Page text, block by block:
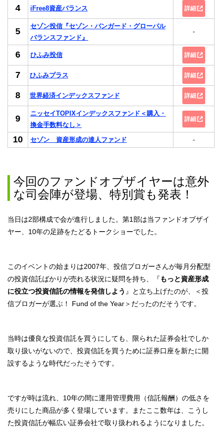
4 iFree8資産バランス 詳細
5
セゾン投信『セゾン・バンガード・グローバル
バランスファンド』
-
6 ひふみ投信 詳細
7 ひふみプラス 詳細
8 世界経済インデックスファンド 詳細
9
ニッセイTOPIXインデックスファンド＜購入・
換金手数料なし＞
詳細
10 セゾン 資産形成の達人ファンド -
今回のファンドオブザイヤーは意外
な司会陣が登場、特別賞も発表！
当日は2部構成で会が進行しました。第1部は当ファンドオブザイ
ヤー、10年の足跡をたどるトークショーでした。
このイベントの始まりは2007年、投信ブロガーさんが毎月分配型
の投資信託ばかりが売れる状況に疑問を持ち、『もっと資産形成
に役立つ投資信託の情報を発信しよう 』と立ち上げたのが、＜投
信ブロガーが選ぶ！ Fund of the Year＞だったのだそうです。
当時は優良な投資信託を買うにしても、限られた証券会社でしか
取り扱いがないので、投資信託を買うために証券口座を新たに開
設するような時代だったそうです。
ですが時は流れ、10年の間に運用管理費用（信託報酬）の低さを
売りにした商品が多く登場しています。またここ数年は、こうし
た投資信託が幅広い証券会社で取り扱われるようになりました。